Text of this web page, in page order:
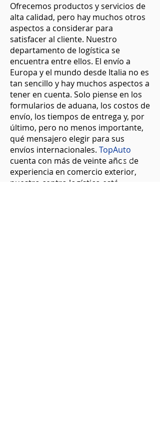
Ofrecemos productos y servicios de
alta calidad, pero hay muchos otros
aspectos a considerar para
satisfacer al cliente. Nuestro
departamento de logística se
encuentra entre ellos. El envío a
Europa y el mundo desde Italia no es
tan sencillo y hay muchos aspectos a
tener en cuenta. Solo piense en los
formularios de aduana, los costos de
envío, los tiempos de entrega y, por
último, pero no menos importante,
qué mensajero elegir para sus
envíos internacionales. TopAuto
cuenta con más de veinte años de
experiencia en comercio exterior,
nuestro centro logístico está